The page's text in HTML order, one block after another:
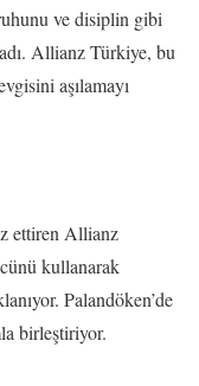
ve disiplin gibi
Allianz Türkiye, bu
aşılamayı
ettiren Allianz
kullanarak
Palandöken’de
birleştiriyor.